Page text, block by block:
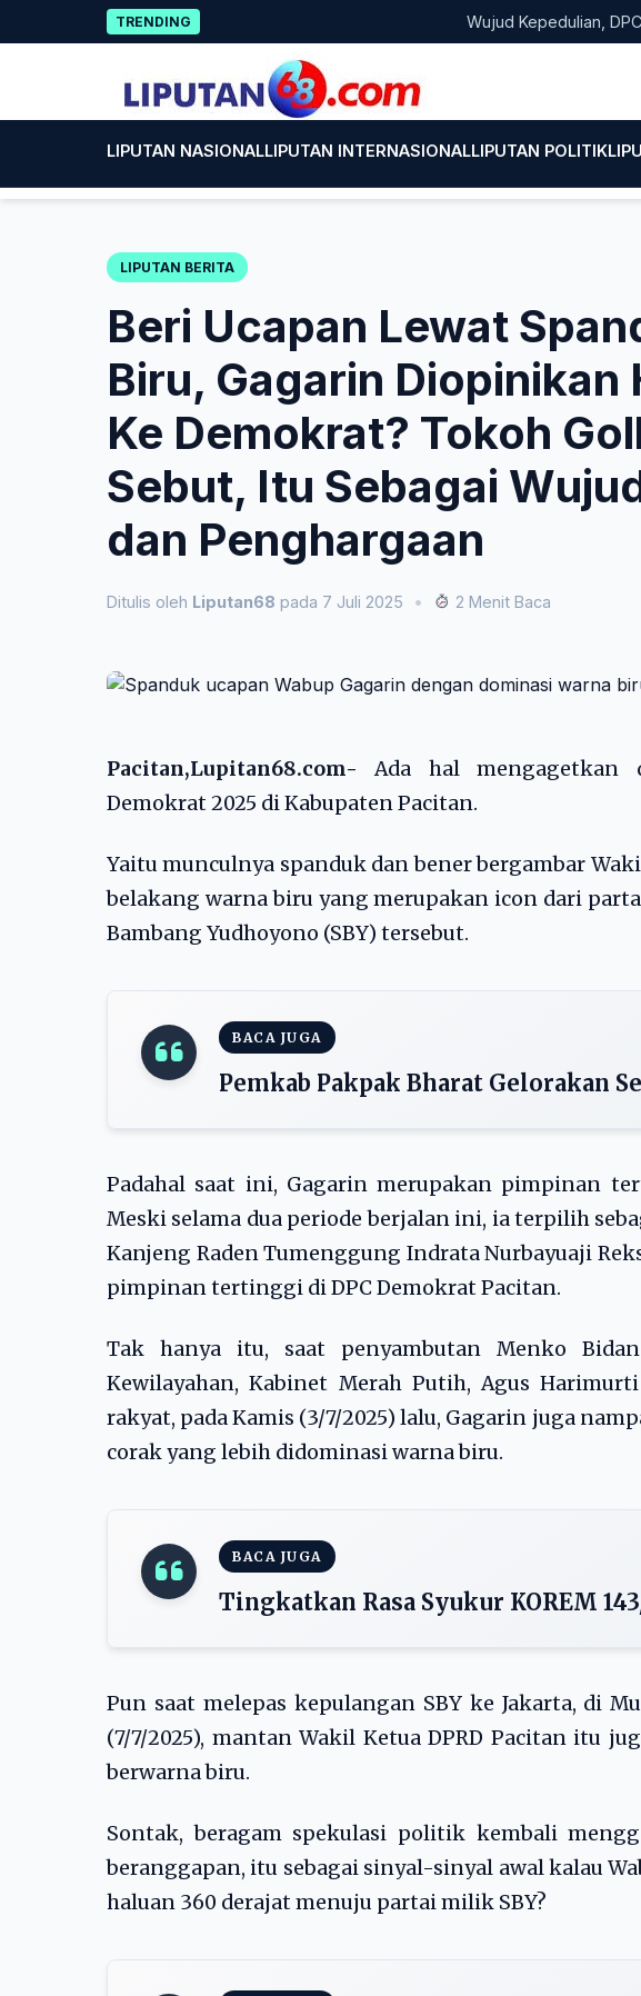
to
TRENDING Wujud Kepedulian, DPC
LIPUTAN NASIONALLIPUTAN INTERNASIONALLIPUTAN POLITIK
LIPUTAN BERITA
Beri Ucapan Lewat
Biru, Gagarin Diopinikan
Ke Demokrat? Tokoh
Sebut, Itu Sebagai
dan Penghargaan
Ditulis oleh Liputan68 pada 7 Juli 2025 • 2 Menit Baca
Pacitan,Lupitan68.com- Ada hal mengagetkan
Demokrat 2025 di Kabupaten Pacitan.
Yaitu munculnya spanduk dan bener bergambar
belakang warna biru yang merupakan icon dari
Bambang Yudhoyono (SBY) tersebut.
BACA JUGA
Pemkab Pakpak Bharat Gelorakan
Padahal saat ini, Gagarin merupakan pimpinan
Meski selama dua periode berjalan ini, ia terpilih
Kanjeng Raden Tumenggung Indrata Nurbayuaji
pimpinan tertinggi di DPC Demokrat Pacitan.
Tak hanya itu, saat penyambutan Menko
Kewilayahan, Kabinet Merah Putih, Agus
rakyat, pada Kamis (3/7/2025) lalu, Gagarin juga
corak yang lebih didominasi warna biru.
BACA JUGA
Tingkatkan Rasa Syukur KOREM
Pun saat melepas kepulangan SBY ke Jakarta, di
(7/7/2025), mantan Wakil Ketua DPRD Pacitan itu
berwarna biru.
Sontak, beragam spekulasi politik kembali
beranggapan, itu sebagai sinyal-sinyal awal kalau
haluan 360 derajat menuju partai milik SBY?